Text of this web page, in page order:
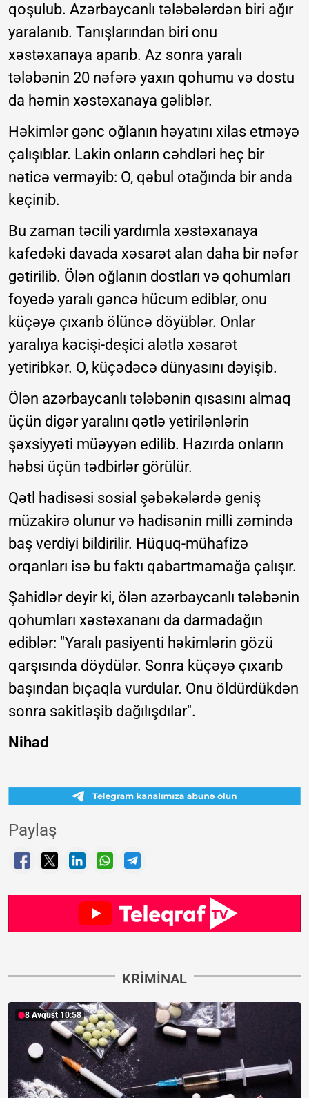
qoşulub. Azərbaycanlı tələbələrdən biri ağır
yaralanıb. Tanışlarından biri onu
xəstəxanaya aparıb. Az sonra yaralı
tələbənin 20 nəfərə yaxın qohumu və dostu
da həmin xəstəxanaya gəliblər.
Həkimlər gənc oğlanın həyatını xilas etməyə
çalışıblar. Lakin onların cəhdləri heç bir
nəticə verməyib: O, qəbul otağında bir anda
keçinib.
Bu zaman təcili yardımla xəstəxanaya
kafedəki davada xəsarət alan daha bir nəfər
gətirilib. Ölən oğlanın dostları və qohumları
foyedə yaralı gəncə hücum ediblər, onu
küçəyə çıxarıb ölüncə döyüblər. Onlar
yaralıya kəcişi-deşici alətlə xəsarət
yetiribkər. O, küçədəcə dünyasını dəyişib.
Ölən azərbaycanlı tələbənin qısasını almaq
üçün digər yaralını qətlə yetirilənlərin
şəxsiyyəti müəyyən edilib. Hazırda onların
həbsi üçün tədbirlər görülür.
Qətl hadisəsi sosial şəbəkələrdə geniş
müzakirə olunur və hadisənin milli zəmində
baş verdiyi bildirilir. Hüquq-mühafizə
orqanları isə bu faktı qabartmamağa çalışır.
Şahidlər deyir ki, ölən azərbaycanlı tələbənin
qohumları xəstəxananı da darmadağın
ediblər: "Yaralı pasiyenti həkimlərin gözü
qarşısında döydülər. Sonra küçəyə çıxarıb
başından bıçaqla vurdular. Onu öldürdükdən
sonra sakitləşib dağılışdılar".
Nihad
Paylaş
KRIMINAL
8 Avqust 10:58